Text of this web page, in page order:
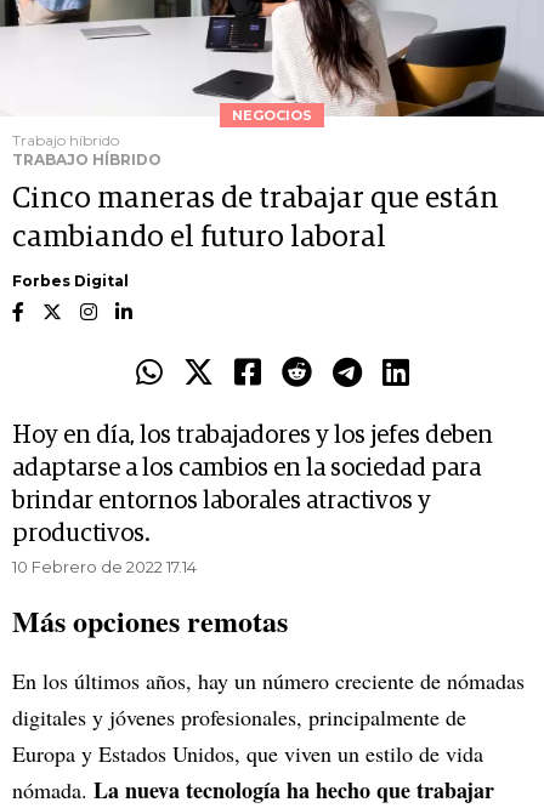
NEGOCIOS
Trabajo híbrido
TRABAJO HÍBRIDO
Cinco maneras de trabajar que están
cambiando el futuro laboral
Forbes Digital
Hoy en día, los trabajadores y los jefes deben
adaptarse a los cambios en la sociedad para
brindar entornos laborales atractivos y
productivos.
10 Febrero de 2022 17.14
Más opciones remotas
En los últimos años, hay un número creciente de nómadas
digitales y jóvenes profesionales, principalmente de
Europa y Estados Unidos, que viven un estilo de vida
nómada. La nueva tecnología ha hecho que trabajar